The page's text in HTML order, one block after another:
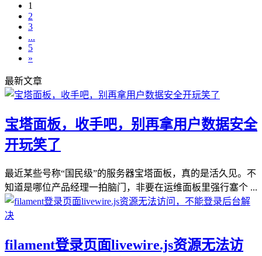
1
2
3
...
5
»
最新文章
宝塔面板，收手吧，别再拿用户数据安全
开玩笑了
最近某些号称“国民级”的服务器宝塔面板，真的是活久见。不
知道是哪位产品经理一拍脑门，非要在运维面板里强行塞个 ...
filament登录页面livewire.js资源无法访